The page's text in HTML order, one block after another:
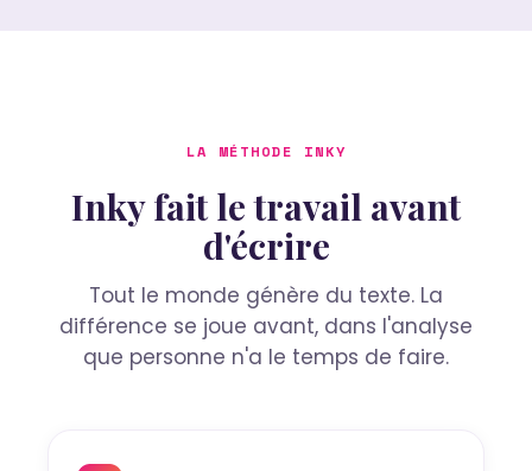
LA MÉTHODE INKY
Inky fait le travail avant
d'écrire
Tout le monde génère du texte. La
différence se joue avant, dans l'analyse
que personne n'a le temps de faire.